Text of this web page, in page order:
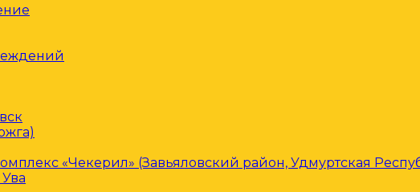
«Чекерил» (Завьяловский район, Удмуртская